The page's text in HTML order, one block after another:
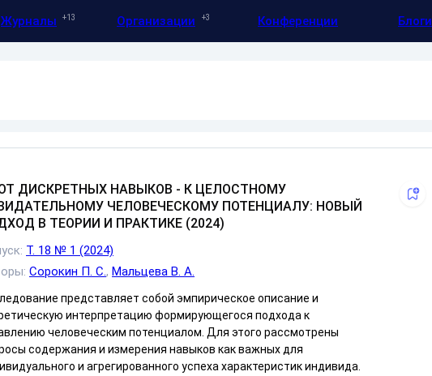
Журналы 13 Организации 3 Конференции Блоги
ДИСКРЕТНЫХ НАВЫКОВ - К ЦЕЛОСТНОМУ
ЧЕЛОВЕЧЕСКОМУ ПОТЕНЦИАЛУ: НОВЫЙ
В ТЕОРИИ И ПРАКТИКЕ (2024)
Т. 18 № 1 (2024)
Сорокин П. С., Мальцева В. А.
представляет собой эмпирическое описание и
интерпретацию формирующегося подхода к
человеческим потенциалом. Для этого рассмотрены
содержания и измерения навыков как важных для
и агрегированного успеха характеристик индивида.